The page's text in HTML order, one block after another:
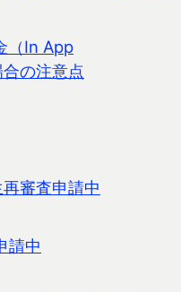
（In App
の注意点
審査申請中
請中